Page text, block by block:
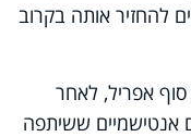
להחזיר אותה בקרוב
מאז סוף אפריל, לאחר
אנטישמיים ששיתפה